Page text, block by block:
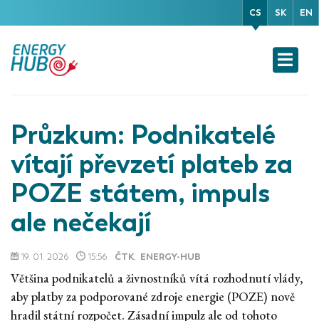
CS SK EN
Průzkum: Podnikatelé
vítají převzetí plateb za
POZE státem, impuls
ale nečekají
19. 01. 2026 15:56 ČTK ENERGY-HUB
Většina podnikatelů a živnostníků vítá rozhodnutí vlády,
aby platby za podporované zdroje energie (POZE) nově
hradil státní rozpočet. Zásadní impulz ale od tohoto